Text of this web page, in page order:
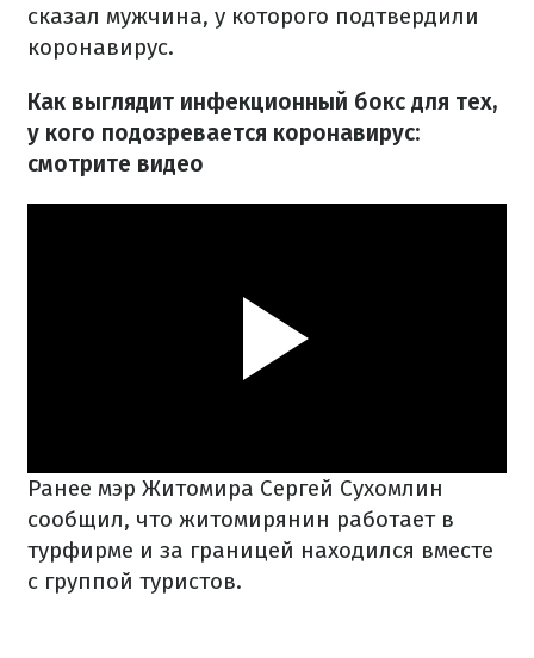
сказал мужчина, у которого подтвердили
коронавирус.
Как выглядит инфекционный бокс для тех,
у кого подозревается коронавирус:
смотрите видео
Ранее мэр Житомира Сергей Сухомлин
сообщил, что житомирянин работает в
турфирме и за границей находился вместе
с группой туристов.